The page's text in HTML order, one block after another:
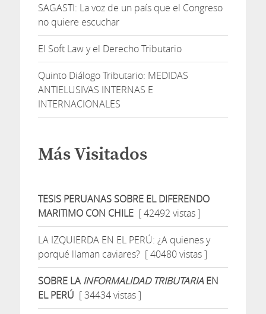
SAGASTI: La voz de un país que el Congreso
no quiere escuchar
El Soft Law y el Derecho Tributario
Quinto Diálogo Tributario: MEDIDAS
ANTIELUSIVAS INTERNAS E
INTERNACIONALES
Más Visitados
TESIS PERUANAS SOBRE EL DIFERENDO
MARITIMO CON CHILE[ 42492 vistas ]
LA IZQUIERDA EN EL PERÚ: ¿A quienes y
porqué llaman caviares? [ 40480 vistas ]
SOBRE LAINFORMALIDAD TRIBUTARIAEN
EL PERÚ [ 34434 vistas ]